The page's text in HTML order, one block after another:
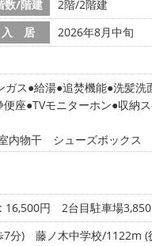
数/階建 2階/2階建
入 居 2026年8月中旬
ガス 給湯 追焚機能 洗髪洗
便座 TVモニターホン 収納
内物干 シューズボックス
16,500円
2台目駐車場
7分)
藤ノ木中学校/1122m (